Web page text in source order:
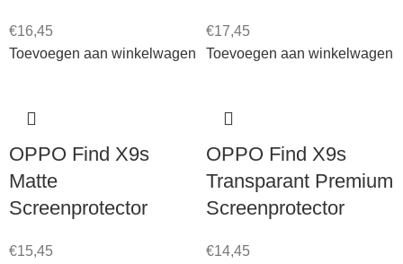
€16,45
Toevoegen aan winkelwagen
€17,45
Toevoegen aan winkelwagen
OPPO Find X9s
Matte
Screenprotector
€15,45
OPPO Find X9s
Transparant Premium
Screenprotector
€14,45